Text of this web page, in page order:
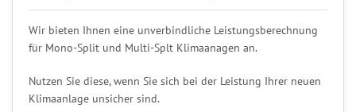
Wir bieten Ihnen eine unverbindliche Leistungsberechnung
für Mono-Split und Multi-Splt Klimaanagen an.
Nutzen Sie diese, wenn Sie sich bei der Leistung Ihrer neuen
Klimaanlage unsicher sind.